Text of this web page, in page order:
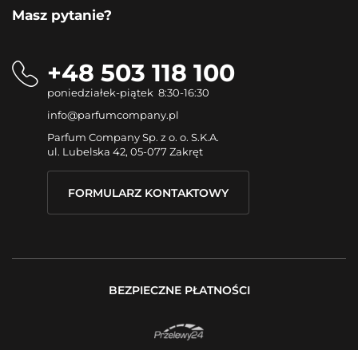
Masz pytanie?
+48 503 118 100
poniedziałek-piątek 8:30-16:30
info@parfumcompany.pl
Parfum Company Sp. z o. o. S.K.A.
ul. Lubelska 42, 05-077 Zakręt
FORMULARZ KONTAKTOWY
BEZPIECZNE PŁATNOŚCI